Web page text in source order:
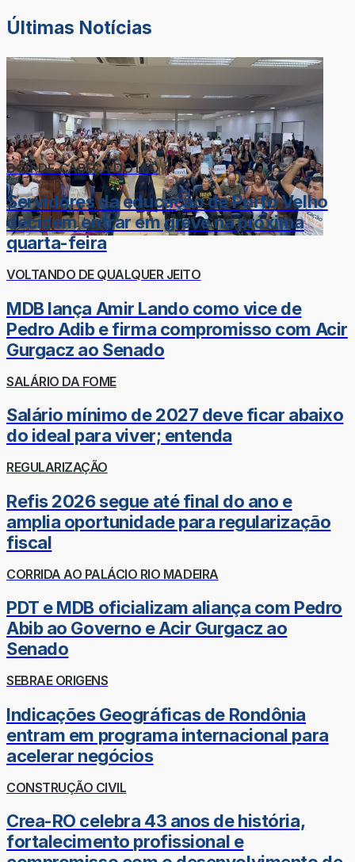
Últimas Notícias
DOR-DE-CABEÇA DO LÉO
Servidores da educação de Porto Velho
decidem entrar em greve na próxima
quarta-feira
VOLTANDO DE QUALQUER JEITO
MDB lança Amir Lando como vice de
Pedro Adib e firma compromisso com Acir
Gurgacz ao Senado
SALÁRIO DA FOME
Salário mínimo de 2027 deve ficar abaixo
do ideal para viver; entenda
REGULARIZAÇÃO
Refis 2026 segue até final do ano e
amplia oportunidade para regularização
fiscal
CORRIDA AO PALÁCIO RIO MADEIRA
PDT e MDB oficializam aliança com Pedro
Abib ao Governo e Acir Gurgacz ao
Senado
SEBRAE ORIGENS
Indicações Geográficas de Rondônia
entram em programa internacional para
acelerar negócios
CONSTRUÇÃO CIVIL
Crea-RO celebra 43 anos de história,
fortalecimento profissional e